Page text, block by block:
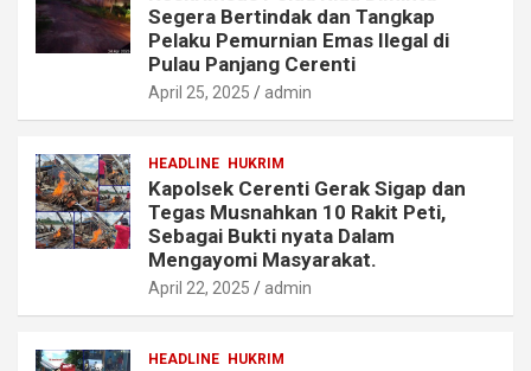
Segera Bertindak dan Tangkap
Pelaku Pemurnian Emas Ilegal di
Pulau Panjang Cerenti
April 25, 2025 admin
HEADLINE HUKRIM
Kapolsek Cerenti Gerak Sigap dan
Tegas Musnahkan 10 Rakit Peti,
Sebagai Bukti nyata Dalam
Mengayomi Masyarakat.
April 22, 2025 admin
HEADLINE HUKRIM